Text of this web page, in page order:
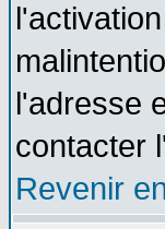
l'adresse
contacter
Revenir